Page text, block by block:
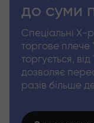
до суми
Спеціальні Х-
торгове
торгується,
дозволяє
разів більше